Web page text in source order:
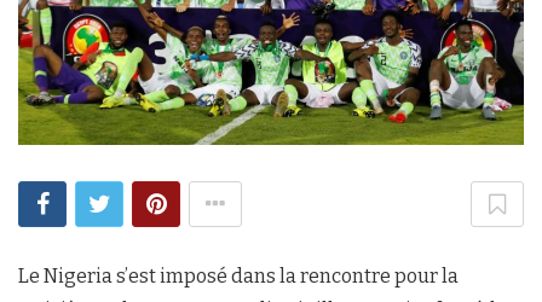
Le Nigeria s’est imposé dans la rencontre pour la